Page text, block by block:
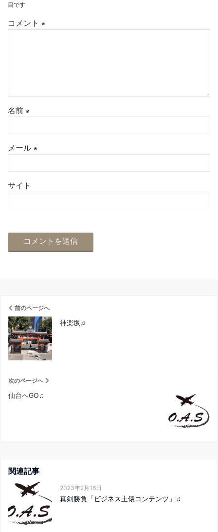
目です
コメント ※
名前 ※
メール ※
サイト
前のページへ
神楽坂♫
次のページへ
仙台へGO♫
関連記事
2023年2月16日
真剣勝負「ビジネス土俵コンテンツ」♫